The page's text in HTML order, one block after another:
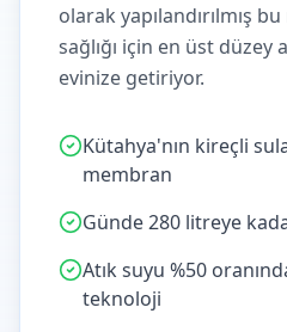
olarak yapılandırılmış
sağlığı için en üst düzey
evinize getiriyor.
Kütahya'nın kireçli
membran
Günde 280 litreye
Atık suyu %50
teknoloji